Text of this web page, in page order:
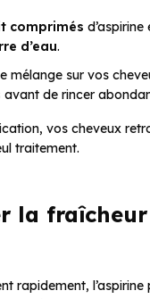
comprimés
d’eau.
mélange sur vos
avant de rincer
vos cheveux
traitement.
la
rapidement,